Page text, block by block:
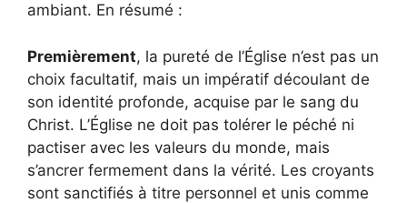
ambiant. En résumé :
Premièrement, la pureté de l’Église n’est pas un
choix facultatif, mais un impératif découlant de
son identité profonde, acquise par le sang du
Christ. L’Église ne doit pas tolérer le péché ni
pactiser avec les valeurs du monde, mais
s’ancrer fermement dans la vérité. Les croyants
sont sanctifiés à titre personnel et unis comme